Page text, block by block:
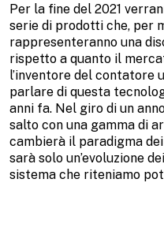
Per la fine del 2021
serie di prodotti che, per
rappresenteranno una
rispetto a quanto il
l’inventore del contatore
parlare di questa
anni fa. Nel giro di un
salto con una gamma di
cambierà il paradigma
sarà solo un’evoluzione
sistema che riteniamo